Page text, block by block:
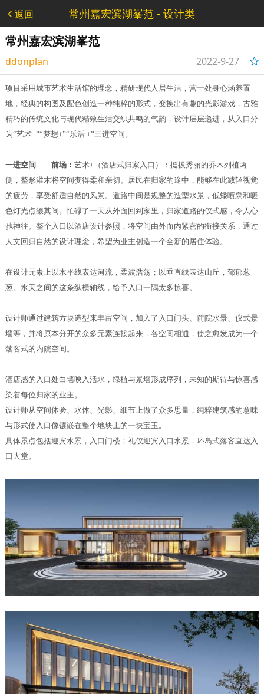
返回 常州嘉宏滨湖峯范 - 设计类
常州嘉宏滨湖峯范
ddonplan
2022-9-27
17:47:02
项目采用城市艺术生活馆的理念，精研现代人居生活，营一处身心涵养置
地，经典的构图及配色创造一种纯粹的形式，变换出有趣的光影游戏，古雅
精巧的传统文化与现代精致生活交织共鸣的气韵，设计层层递进，从入口分
为“艺术+”“梦想+”“乐活 +”三进空间。
一进空间——前场： 艺术+（酒店式归家入口）：挺拔秀丽的乔木列植两
侧，整形灌木将空间变得柔和亲切。居民在归家的途中，能够在此减轻视觉
的疲劳，享受舒适自然的风景。道路中间是规整的造型水景，低矮喷泉和暖
色灯光点缀其间。忙碌了一天从外面回到家里，归家道路的仪式感，令人心
驰神往。整个入口以酒店设计参照，将空间由外而内紧密的衔接关系，通过
人文回归自然的设计理念，希望为业主创造一个全新的居住体验。
在设计元素上以水平线表达河流，柔波浩荡；以垂直线表达山丘，郁郁葱
葱。水天之间的这条纵横轴线，给予入口一隅太多惊喜。
设计师通过建筑方块造型来丰富空间，加入了入口门头、前院水景、仪式景
墙等，并将原本分开的众多元素连接起来，各空间相通，使之愈发成为一个
落客式的内院空间。
酒店感的入口处白墙映入活水，绿植与景墙形成序列，未知的期待与惊喜感
染着每位归家的业主。
设计师从空间体验、水体、光影、细节上做了众多思量，纯粹建筑感的意味
与形式使入口像镶嵌在整个地块上的一块宝玉。
具体景点包括迎宾水景，入口门楼；礼仪迎宾入口水景，环岛式落客直达入
口大堂。